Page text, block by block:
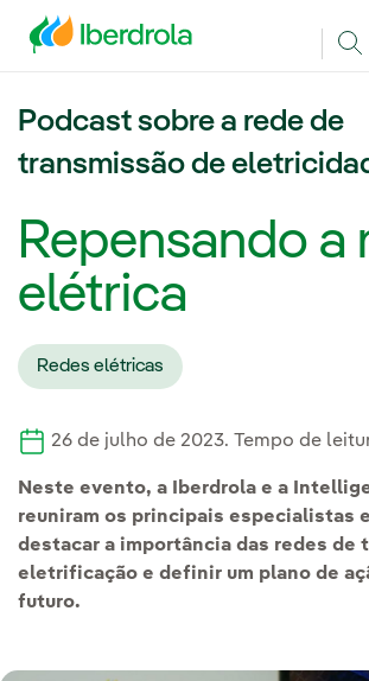
Podcast sobre a rede de
transmissão de
Repensando a
elétrica
Redes elétricas
26 de julho de 2023. Tempo de
Neste evento, a Iberdrola e a
reuniram os principais especialistas
destacar a importância das redes de
eletrificação e definir um plano de
futuro.